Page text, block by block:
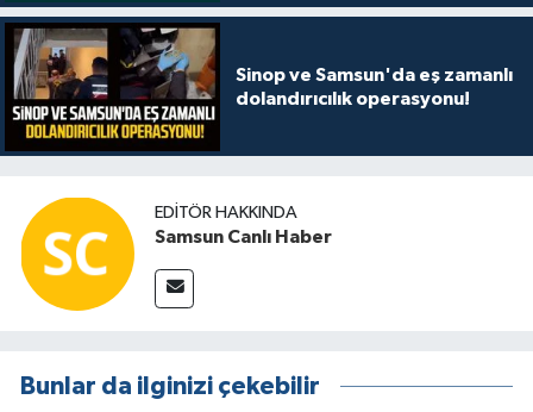
Sinop ve Samsun'da eş zamanlı
dolandırıcılık operasyonu!
EDITÖR HAKKINDA
Samsun Canlı Haber
Bunlar da ilginizi çekebilir